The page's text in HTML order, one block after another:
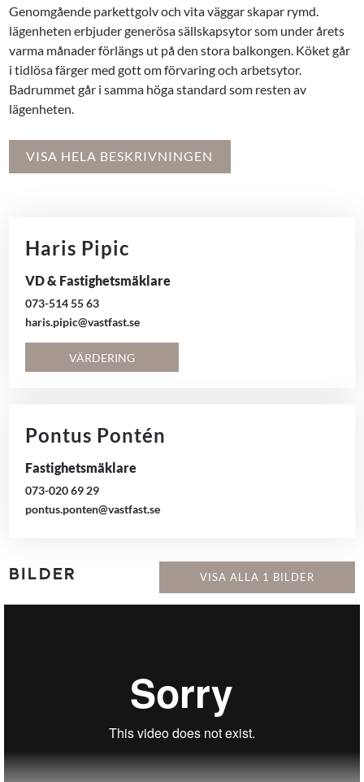
Genomgående parkettgolv och vita väggar skapar rymd.
lägenheten erbjuder generösa sällskapsytor som under årets
varma månader förlängs ut på den stora balkongen. Köket går
i tidlösa färger med gott om förvaring och arbetsytor.
Badrummet går i samma höga standard som resten av
lägenheten.
VISA HELA BESKRIVNINGEN
Haris Pipic
VD & Fastighetsmäklare
073-514 55 63
haris.pipic@vastfast.se
VÄRDERING
Pontus Pontén
Fastighetsmäklare
073-020 69 29
pontus.ponten@vastfast.se
BILDER VISA ALLA 1 BILDER